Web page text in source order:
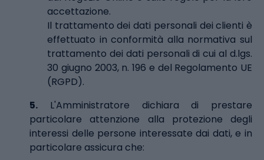
accettazione.
Il trattamento dei dati personali dei clienti è
effettuato in conformità alla normativa sul
trattamento dei dati personali di cui al d.lgs.
30 giugno 2003, n. 196 e del Regolamento UE
(RGPD).
5. L'Amministratore dichiara di prestare
particolare attenzione alla protezione degli
interessi delle persone interessate dai dati, e in
particolare assicura che: